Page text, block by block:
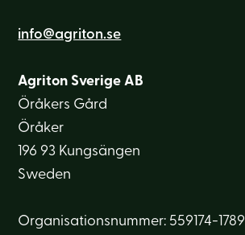
info@agriton.se
Agriton Sverige AB
Öråkers Gård
Öråker
196 93 Kungsängen
Sweden
Organisationsnummer: 559174-1789